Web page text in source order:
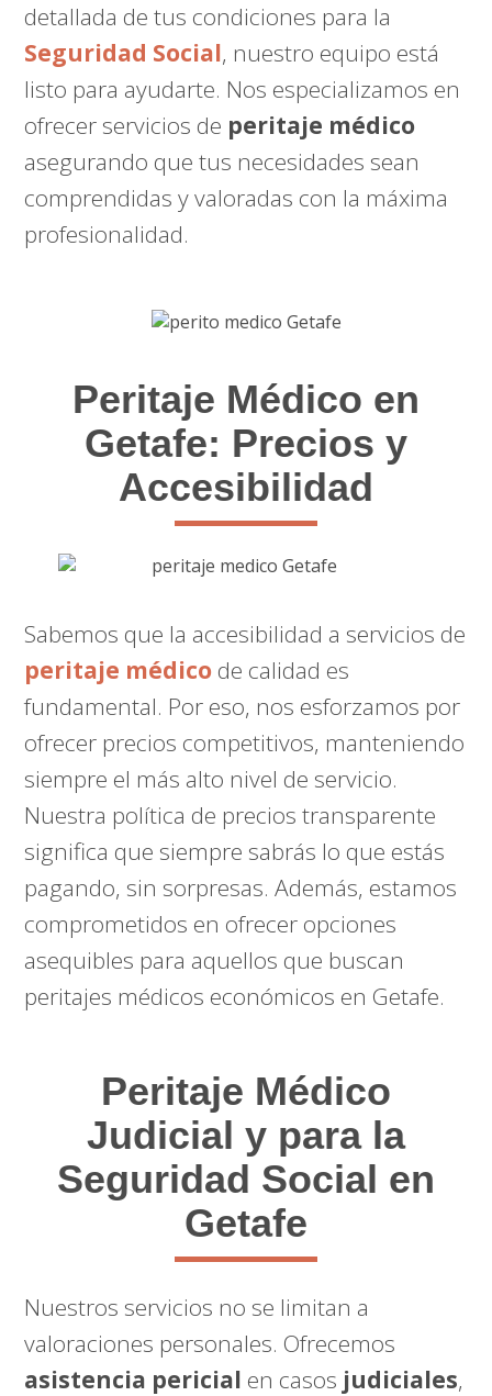
detallada de tus condiciones para la
Seguridad Social, nuestro equipo está
listo para ayudarte. Nos especializamos en
ofrecer servicios de peritaje médico
asegurando que tus necesidades sean
comprendidas y valoradas con la máxima
profesionalidad.
Peritaje Médico en
Getafe: Precios y
Accesibilidad
Sabemos que la accesibilidad a servicios de
peritaje médico de calidad es
fundamental. Por eso, nos esforzamos por
ofrecer precios competitivos, manteniendo
siempre el más alto nivel de servicio.
Nuestra política de precios transparente
significa que siempre sabrás lo que estás
pagando, sin sorpresas. Además, estamos
comprometidos en ofrecer opciones
asequibles para aquellos que buscan
peritajes médicos económicos en Getafe.
Peritaje Médico
Judicial y para la
Seguridad Social en
Getafe
Nuestros servicios no se limitan a
valoraciones personales. Ofrecemos
asistencia pericial en casos judiciales,